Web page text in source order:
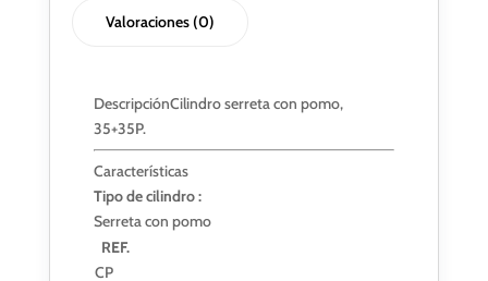
Valoraciones (0)
DescripciónCilindro serreta con pomo,
35+35P.
Características
Tipo de cilindro :
Serreta con pomo
REF.
CP